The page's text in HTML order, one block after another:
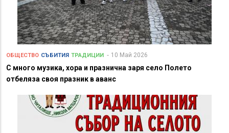
ОБЩЕСТВО СЪБИТИЯ ТРАДИЦИИ 10 Май 2026
С много музика, хора и празнична заря село Полето
отбеляза своя празник в аванс